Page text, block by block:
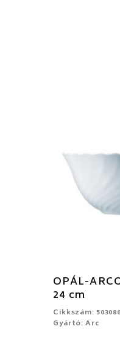
OPÁL-
24 cm
Cikkszám: 503080
Gyártó: Arc